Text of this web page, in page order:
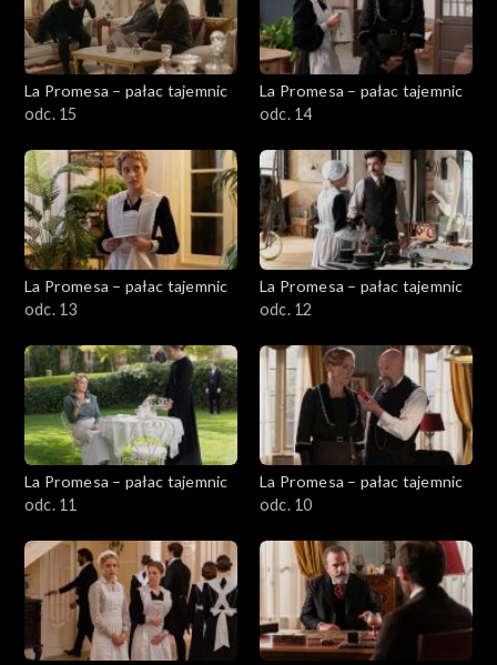
La Promesa – pałac tajemnic
odc. 15
La Promesa – pałac tajemnic
odc. 14
La Promesa – pałac tajemnic
odc. 13
La Promesa – pałac tajemnic
odc. 12
La Promesa – pałac tajemnic
odc. 11
La Promesa – pałac tajemnic
odc. 10